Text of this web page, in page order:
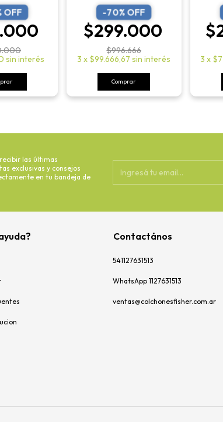
OFF
sin interés
-70% OFF
$299.000
$996.666
3 x $99.666,67 sin interés
Comprar
3 x
las últimas
exclusivas y consejos
en tu bandeja de
Contactános
541127631513
WhatsApp 1127631513
ventas@colchonesfisher.com.ar